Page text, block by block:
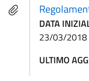
DATA
23/03/2018
ULTIMO